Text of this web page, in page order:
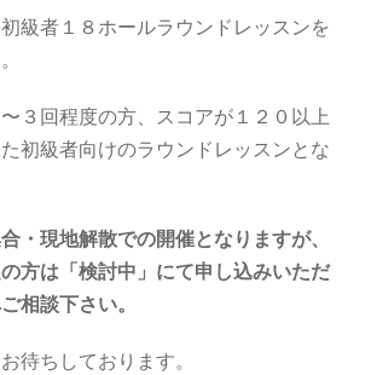
級者１８ホールラウンドレッスンを
３回程度の方、スコアが１２０以上
初級者向けのラウンドレッスンとな
・現地解散での開催となりますが、
方は「検討中」にて申し込みいただ
相談下さい。
待ちしております。